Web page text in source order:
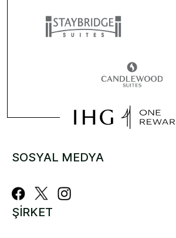
SOSYAL MEDYA
ŞIRKET